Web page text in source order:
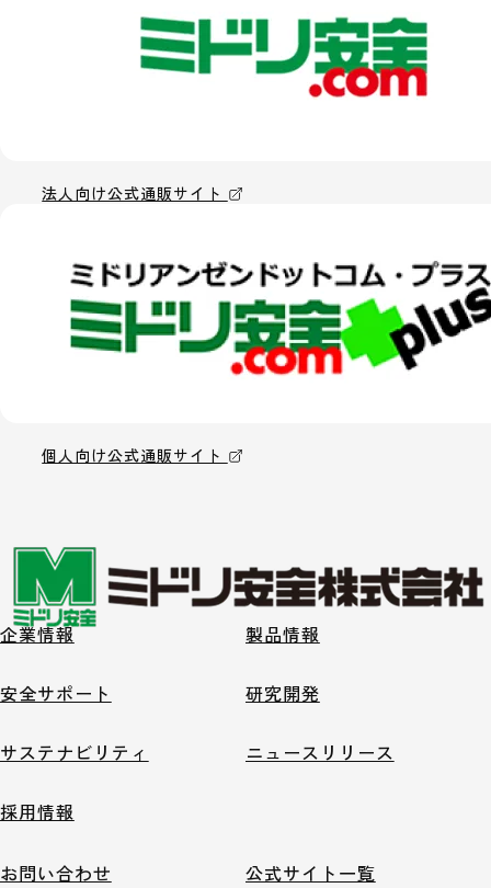
法人向け公式通販サイト
個人向け公式通販サイト
企業情報 製品情報
安全サポート 研究開発
サステナビリティ ニュースリリース
採用情報
お問い合わせ 公式サイト一覧